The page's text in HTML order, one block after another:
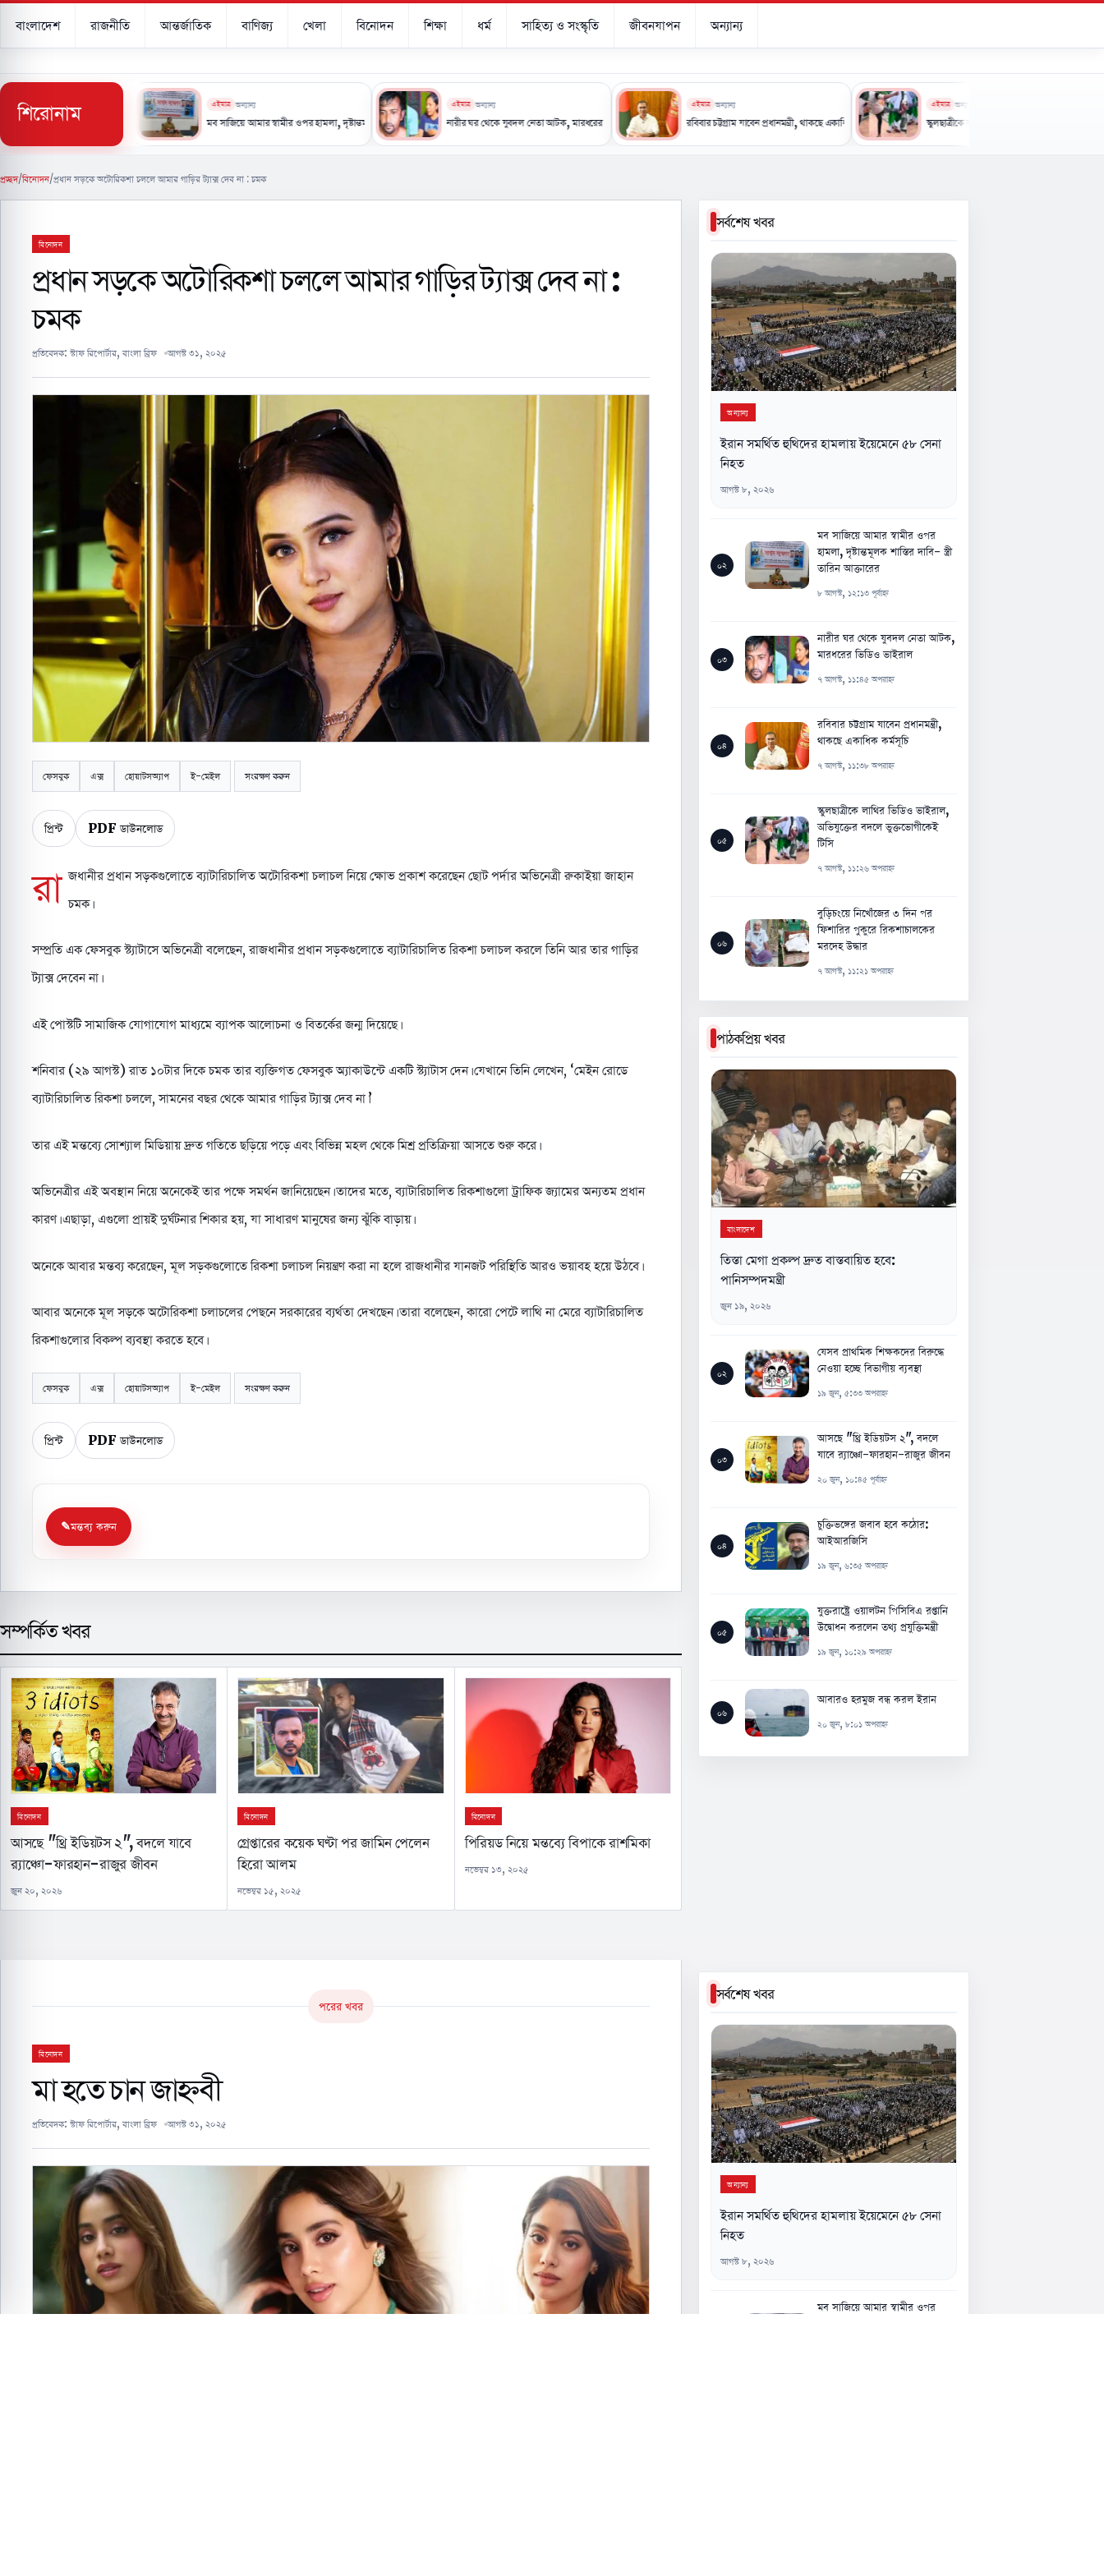
বাংলাদেশ রাজনীতি আন্তর্জাতিক বাণিজ্য খেলা বিনোদন শিক্ষা ধর্ম সাহিত্য ও সংস্কৃতি জীবনযাপন অন্যান্য
শিরোনাম
ইয়েমেনে ৫৮ সেনা নিহত
এইমাত্র অন্যান্য
মব সাজিয়ে আমার স্বামীর ওপর হামলা, দৃষ্টান্তমূলক শাস্তির দাবি- স্ত্রী তারিন আক্তারের
এইমাত্র অন্যান্য
নারীর ঘর থেকে যুবদল নেতা আটক, মারধরের ভিডিও ভাইরাল
এইমাত্র অন্যান্য
রবিবার চট্টগ্রাম যাবেন প্রধানমন্ত্রী, থাকছে একাধিক কর্মসূচি
এইমাত্র অন্যান্য
স্কুলছাত্রীকে লাথির ভিডিও ভাইরাল, অভিযুক্তের বদলে
প্রচ্ছদ/বিনোদন/প্রধান সড়কে অটোরিকশা চললে আমার গাড়ির ট্যাক্স দেব না : চমক
বিনোদন
প্রধান সড়কে অটোরিকশা চললে আমার গাড়ির ট্যাক্স দেব না :
চমক
প্রতিবেদক: স্টাফ রিপোর্টার, বাংলা ব্রিফ আগস্ট ৩১, ২০২৫
ফেসবুক এক্স হোয়াটসঅ্যাপ ই-মেইল সংরক্ষণ করুন
প্রিন্ট PDF ডাউনলোড
রা জধানীর প্রধান সড়কগুলোতে ব্যাটারিচালিত অটোরিকশা চলাচল নিয়ে ক্ষোভ প্রকাশ করেছেন ছোট পর্দার অভিনেত্রী রুকাইয়া জাহান
চমক।
সম্প্রতি এক ফেসবুক স্ট্যাটাসে অভিনেত্রী বলেছেন, রাজধানীর প্রধান সড়কগুলোতে ব্যাটারিচালিত রিকশা চলাচল করলে তিনি আর তার গাড়ির
ট্যাক্স দেবেন না।
এই পোস্টটি সামাজিক যোগাযোগ মাধ্যমে ব্যাপক আলোচনা ও বিতর্কের জন্ম দিয়েছে।
শনিবার (২৯ আগস্ট) রাত ১০টার দিকে চমক তার ব্যক্তিগত ফেসবুক অ্যাকাউন্টে একটি স্ট্যাটাস দেন। যেখানে তিনি লেখেন, ‘মেইন রোডে
ব্যাটারিচালিত রিকশা চললে, সামনের বছর থেকে আমার গাড়ির ট্যাক্স দেব না।’
তার এই মন্তব্যে সোশ্যাল মিডিয়ায় দ্রুত গতিতে ছড়িয়ে পড়ে এবং বিভিন্ন মহল থেকে মিশ্র প্রতিক্রিয়া আসতে শুরু করে।
অভিনেত্রীর এই অবস্থান নিয়ে অনেকেই তার পক্ষে সমর্থন জানিয়েছেন। তাদের মতে, ব্যাটারিচালিত রিকশাগুলো ট্রাফিক জ্যামের অন্যতম প্রধান
কারণ। এছাড়া, এগুলো প্রায়ই দুর্ঘটনার শিকার হয়, যা সাধারণ মানুষের জন্য ঝুঁকি বাড়ায়।
অনেকে আবার মন্তব্য করেছেন, মূল সড়কগুলোতে রিকশা চলাচল নিয়ন্ত্রণ করা না হলে রাজধানীর যানজট পরিস্থিতি আরও ভয়াবহ হয়ে উঠবে।
আবার অনেকে মূল সড়কে অটোরিকশা চলাচলের পেছনে সরকারের ব্যর্থতা দেখছেন। তারা বলেছেন, কারো পেটে লাথি না মেরে ব্যাটারিচালিত
রিকশাগুলোর বিকল্প ব্যবস্থা করতে হবে।
ফেসবুক এক্স হোয়াটসঅ্যাপ ই-মেইল সংরক্ষণ করুন
প্রিন্ট PDF ডাউনলোড
মন্তব্য করুন
সম্পর্কিত খবর
বিনোদন
আসছে "থ্রি ইডিয়টস ২", বদলে যাবে
র‍্যাঞ্চো-ফারহান-রাজুর জীবন
জুন ২০, ২০২৬
বিনোদন
গ্রেপ্তারের কয়েক ঘণ্টা পর জামিন পেলেন
হিরো আলম
নভেম্বর ১৫, ২০২৫
বিনোদন
পিরিয়ড নিয়ে মন্তব্যে বিপাকে রাশমিকা
নভেম্বর ১৩, ২০২৫
সর্বশেষ খবর
অন্যান্য
ইরান সমর্থিত হুথিদের হামলায় ইয়েমেনে ৫৮ সেনা
নিহত
আগস্ট ৮, ২০২৬
০২
মব সাজিয়ে আমার স্বামীর ওপর
হামলা, দৃষ্টান্তমূলক শাস্তির দাবি- স্ত্রী
তারিন আক্তারের
৮ আগস্ট, ১২:১৩ পূর্বাহ্ন
০৩
নারীর ঘর থেকে যুবদল নেতা আটক,
মারধরের ভিডিও ভাইরাল
৭ আগস্ট, ১১:৪৫ অপরাহ্ন
০৪
রবিবার চট্টগ্রাম যাবেন প্রধানমন্ত্রী,
থাকছে একাধিক কর্মসূচি
৭ আগস্ট, ১১:৩৮ অপরাহ্ন
০৫
স্কুলছাত্রীকে লাথির ভিডিও ভাইরাল,
অভিযুক্তের বদলে ভুক্তভোগীকেই
টিসি
৭ আগস্ট, ১১:২৬ অপরাহ্ন
০৬
বুড়িচংয়ে নিখোঁজের ৩ দিন পর
ফিশারির পুকুরে রিকশাচালকের
মরদেহ উদ্ধার
৭ আগস্ট, ১১:২১ অপরাহ্ন
পাঠকপ্রিয় খবর
বাংলাদেশ
তিস্তা মেগা প্রকল্প দ্রুত বাস্তবায়িত হবে:
পানিসম্পদমন্ত্রী
জুন ১৯, ২০২৬
০২
যেসব প্রাথমিক শিক্ষকদের বিরুদ্ধে
নেওয়া হচ্ছে বিভাগীয় ব্যবস্থা
১৯ জুন, ৫:৩৩ অপরাহ্ন
০৩
আসছে "থ্রি ইডিয়টস ২", বদলে
যাবে র‍্যাঞ্চো-ফারহান-রাজুর জীবন
২০ জুন, ১০:৪৫ পূর্বাহ্ন
০৪
চুক্তিভঙ্গের জবাব হবে কঠোর:
আইআরজিসি
১৯ জুন, ৬:৩৫ অপরাহ্ন
০৫
যুক্তরাষ্ট্রে ওয়ালটন পিসিবিএ রপ্তানি
উদ্বোধন করলেন তথ্য প্রযুক্তিমন্ত্রী
১৯ জুন, ১০:২৯ অপরাহ্ন
০৬
আবারও হরমুজ বন্ধ করল ইরান
২০ জুন, ৮:০১ অপরাহ্ন
পরের খবর
বিনোদন
মা হতে চান জাহ্নবী
প্রতিবেদক: স্টাফ রিপোর্টার, বাংলা ব্রিফ আগস্ট ৩১, ২০২৫
সর্বশেষ খবর
অন্যান্য
ইরান সমর্থিত হুথিদের হামলায় ইয়েমেনে ৫৮ সেনা
নিহত
আগস্ট ৮, ২০২৬
মব সাজিয়ে আমার স্বামীর ওপর